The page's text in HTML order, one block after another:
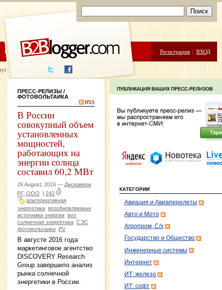
ЦЕНЫ ПОМОЩЬ Регистрация | ВХОД
написания
ПРЕСС-РЕЛИЗЫ /
ФОТОВОЛЬТАИКА
В России
совокупный объем
установленных
мощностей,
работающих на
энергии солнца
составил 60,2 МВт
26 August, 2016 — Дискавери
РГ, ООО | 242
альтернативная
энергетика возобновляемые
источники энергии виэ
солнечная энергетика СЭС
фотовольтаика PV
В августе 2016 года
маркетинговое агентство
DISCOVERY Research
Group завершило анализ
рынка солнечной
энергетики в России.
КАТЕГОРИИ
Авиация и Авиаперелеты
Авто и Мото
Агропром, С/х
Государство и Общество
Инженерные системы
Интернет
ИТ: железо
ИТ: софт